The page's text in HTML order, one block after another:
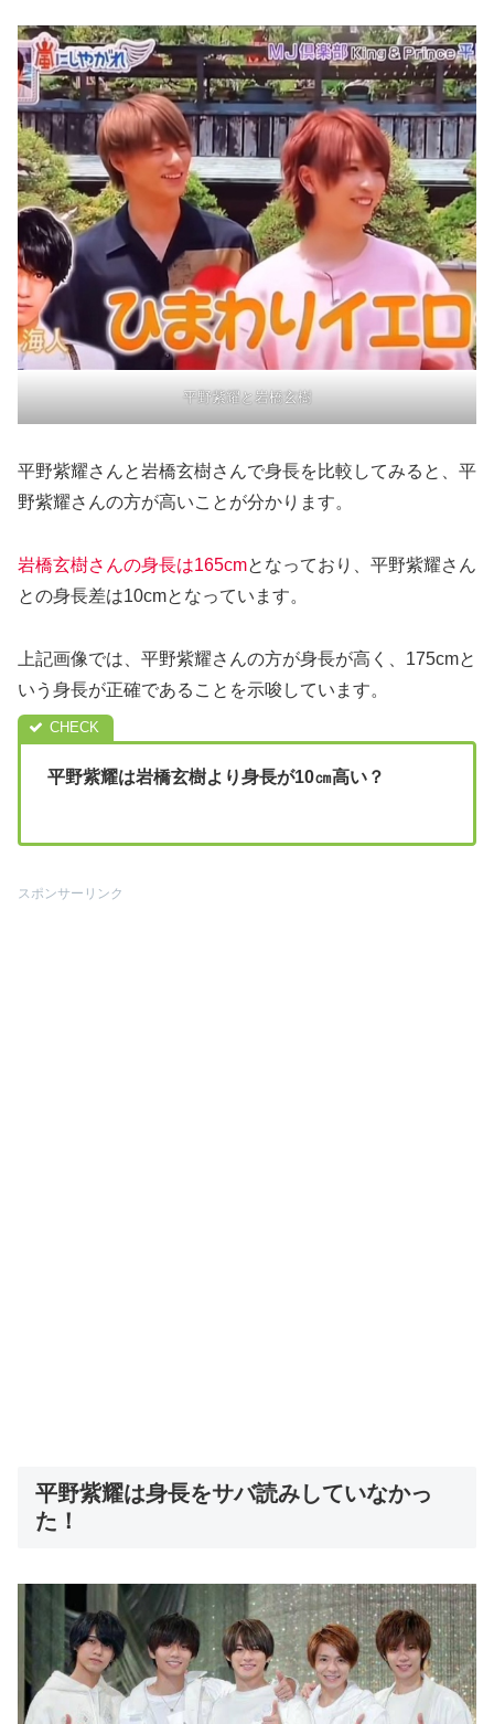
平野紫耀と岩橋玄樹
平野紫耀さんと岩橋玄樹さんで身長を比較してみると、平
野紫耀さんの方が高いことが分かります。
岩橋玄樹さんの身長は165cmとなっており、平野紫耀さん
との身長差は10cmとなっています。
上記画像では、平野紫耀さんの方が身長が高く、175cmと
いう身長が正確であることを示唆しています。
平野紫耀は岩橋玄樹より身長が10㎝高い？
スポンサーリンク
平野紫耀は身長をサバ読みしていなかっ
た！